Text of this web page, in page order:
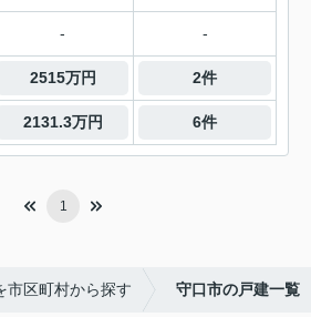
- -
2515万円 2件
2131.3万円 6件
1
市区町村から探す 守口市の戸建一覧